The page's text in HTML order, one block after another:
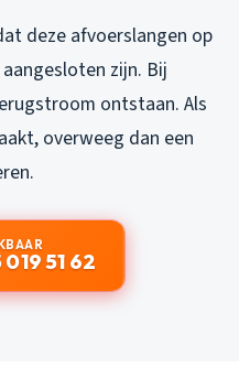
deze afvoerslangen op
zijn. Bij
ontstaan. Als
overweeg dan een
51 62